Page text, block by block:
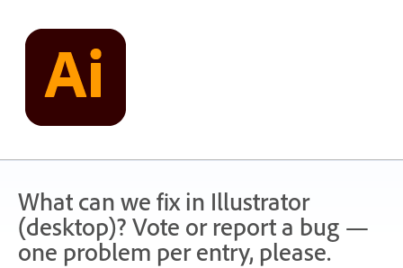
content
What can we fix in Illustrator
(desktop)? Vote or report a bug —
one problem per entry, please.